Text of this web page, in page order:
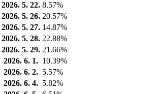
2026. 5. 22. 8.57%
2026. 5. 26. 20.57%
2026. 5. 27. 14.87%
2026. 5. 28. 22.88%
2026. 5. 29. 21.66%
2026. 6. 1. 10.39%
2026. 6. 2. 5.57%
2026. 6. 4. 5.82%